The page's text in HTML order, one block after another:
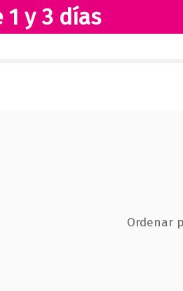
y 3 días
Tienda